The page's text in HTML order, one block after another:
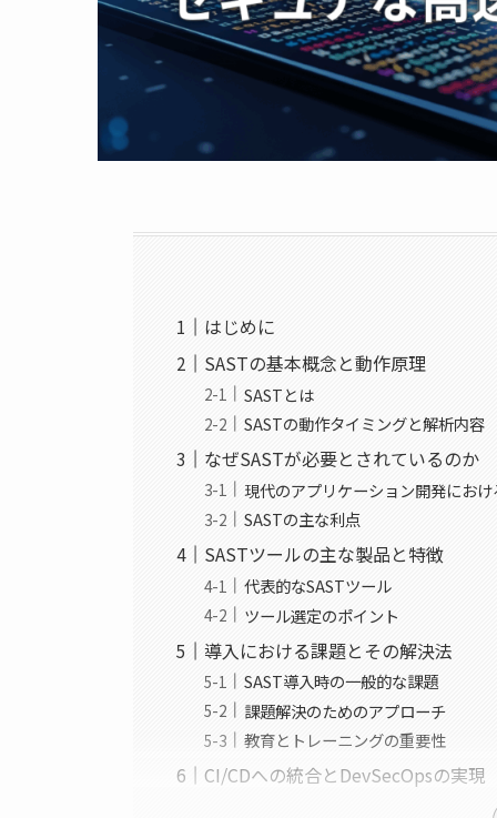
はじめに
SASTの基本概念と動作原理
SASTとは
SASTの動作タイミングと解析内容
なぜSASTが必要とされているのか
現代のアプリケーション開発にお
SASTの主な利点
SASTツールの主な製品と特徴
代表的なSASTツール
ツール選定のポイント
導入における課題とその解決法
SAST導入時の一般的な課題
課題解決のためのアプローチ
教育とトレーニングの重要性
CI/CDへの統合とDevSecOpsの実現